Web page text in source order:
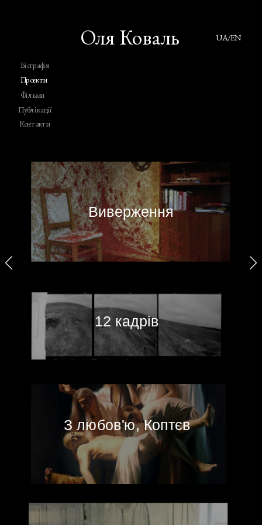
Оля Коваль UA/EN
Біографія
Проєкти
Фільми
Публікації
Контакти
Виверження
12 кадрів
З любов'ю, Коптєв